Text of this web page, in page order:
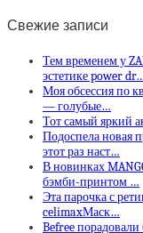
Свежие записи
Тем временем у
эстетике power
Моя обсессия по
— голубые…
Тот самый яркий
Подоспела новая
этот раз наст…
В новинках
бэмби-принтом …
Эта парочка с
celimaxМаск…
Befree